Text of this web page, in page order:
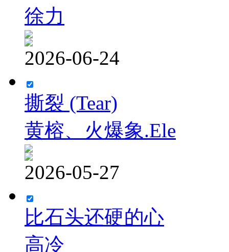
徐力
2026-06-24
撕裂 (Tear)
黄榕、火爆象.Ele
2026-05-27
比石头还硬的心
高冷